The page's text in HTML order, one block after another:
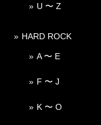
U 〜 Z
HARD ROCK
A 〜 E
F 〜 J
K 〜 O